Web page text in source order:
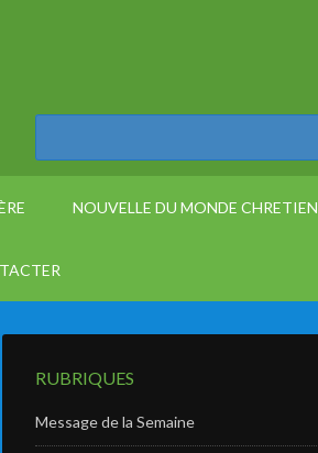
NOUVELLE DU MONDE CHRETIEN
RUBRIQUES
Message de la Semaine